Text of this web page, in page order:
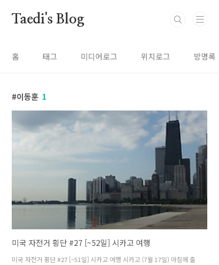
Taedi's Blog
홈 태그 미디어로그 위치로그 방명록
이동훈 1
미국 자전거 횡단 #27 [~52일] 시카고 여행
미국 자전거 횡단 #27 [~51일] 시카고 여행 시카고 (7월 17일) 아침에 출